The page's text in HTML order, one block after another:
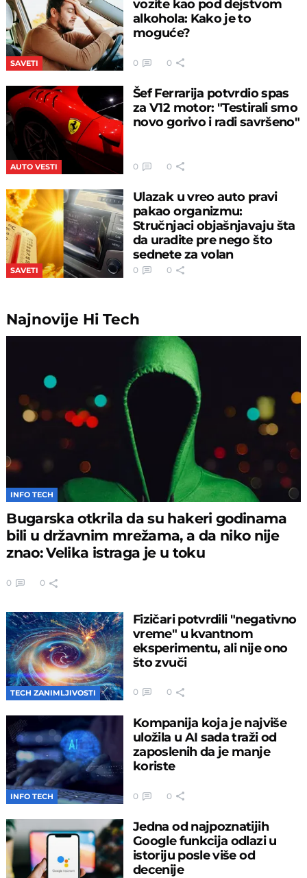
SAVETI
vozite kao pod dejstvom
alkohola: Kako je to
moguće?
0 0
AUTO VESTI
Šef Ferrarija potvrdio spas
za V12 motor: "Testirali smo
novo gorivo i radi savršeno"
0 0
SAVETI
Ulazak u vreo auto pravi
pakao organizmu:
Stručnjaci objašnjavaju šta
da uradite pre nego što
sednete za volan
0 0
Najnovije Hi Tech
INFO TECH
Bugarska otkrila da su hakeri godinama
bili u državnim mrežama, a da niko nije
znao: Velika istraga je u toku
0 0
TECH ZANIMLJIVOSTI
Fizičari potvrdili "negativno
vreme" u kvantnom
eksperimentu, ali nije ono
što zvuči
0 0
INFO TECH
Kompanija koja je najviše
uložila u AI sada traži od
zaposlenih da je manje
koriste
0 0
Jedna od najpoznatijih
Google funkcija odlazi u
istoriju posle više od
decenije